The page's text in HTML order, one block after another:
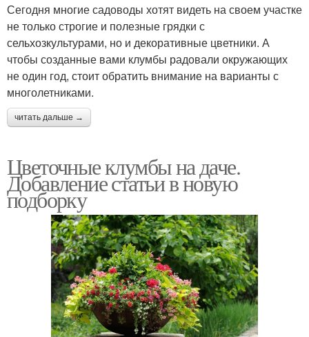
Многолетний клумба Клумбы для цветов
Клумбы из многолетних
цветов
Вертикальная клумба
Сегодня многие садоводы хотят видеть на своем участке
не только строгие и полезные грядки с
сельхозкультурами, но и декоративные цветники. А
чтобы созданные вами клумбы радовали окружающих
не один год, стоит обратить внимание на варианты с
многолетниками.
читать дальше →
Цветочные клумбы на даче.
Добавление статьи в новую
подборку